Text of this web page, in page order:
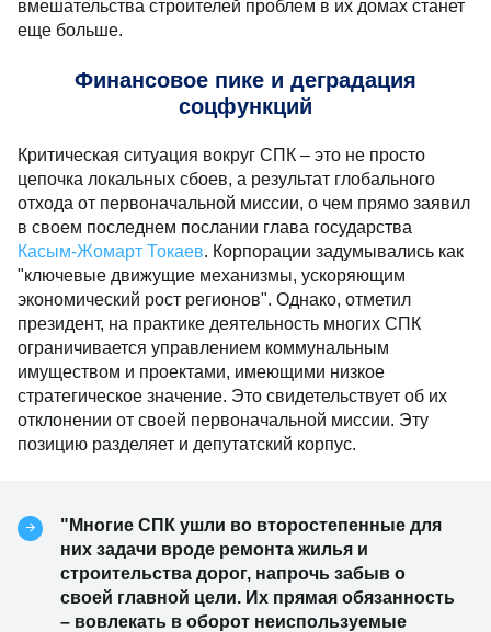
вмешательства строителей проблем в их домах станет
еще больше.
Финансовое пике и деградация
соцфункций
Критическая ситуация вокруг СПК – это не просто
цепочка локальных сбоев, а результат глобального
отхода от первоначальной миссии, о чем прямо заявил
в своем последнем послании глава государства
Касым-Жомарт Токаев. Корпорации задумывались как
"ключевые движущие механизмы, ускоряющим
экономический рост регионов". Однако, отметил
президент, на практике деятельность многих СПК
ограничивается управлением коммунальным
имуществом и проектами, имеющими низкое
стратегическое значение. Это свидетельствует об их
отклонении от своей первоначальной миссии. Эту
позицию разделяет и депутатский корпус.
"Многие СПК ушли во второстепенные для
них задачи вроде ремонта жилья и
строительства дорог, напрочь забыв о
своей главной цели. Их прямая обязанность
– вовлекать в оборот неиспользуемые